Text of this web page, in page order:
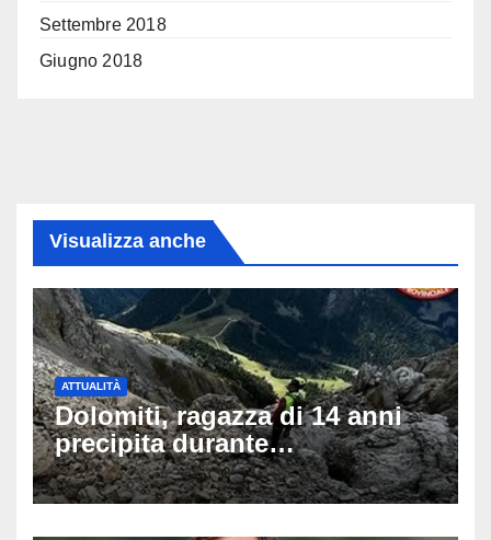
Settembre 2018
Giugno 2018
Visualizza anche
ATTUALITÀ
Dolomiti, ragazza di 14 anni
precipita durante
un’escursione: tragedia sul
Latemar davanti alla famiglia